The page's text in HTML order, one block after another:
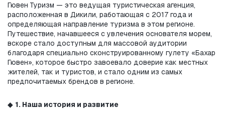
Гювен Туризм — это ведущая туристическая агенция,
расположенная в Дикили, работающая с 2017 года и
определяющая направление туризма в этом регионе.
Путешествие, начавшееся с увлечения основателя морем,
вскоре стало доступным для массовой аудитории
благодаря специально сконструированному гулету «Бахар
Гювен», которое быстро завоевало доверие как местных
жителей, так и туристов, и стало одним из самых
предпочитаемых брендов в регионе.
◆ 1. Наша история и развитие